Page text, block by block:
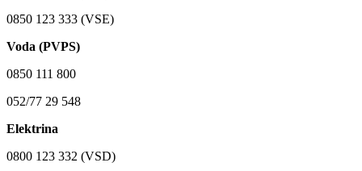
0850 123 333 (VSE)
Voda (PVPS)
0850 111 800
052/77 29 548
Elektrina
0800 123 332 (VSD)